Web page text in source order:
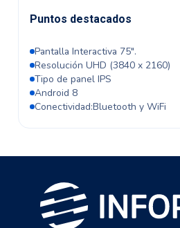
Puntos destacados
Pantalla Interactiva 75".
Resolución UHD (3840 x 2160)
Tipo de panel IPS
Android 8
Conectividad:Bluetooth y WiFi